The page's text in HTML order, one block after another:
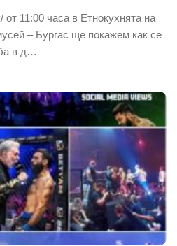
от 11:00 часа в Етнокухнята на
– Бургас ще покажем как се
в д…